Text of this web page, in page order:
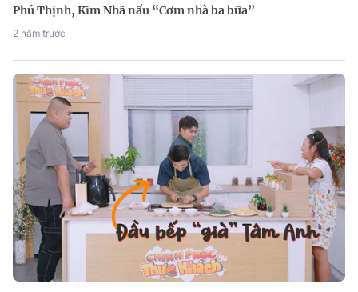
Phú Thịnh, Kim Nhã nấu “Cơm nhà ba bữa”
2 năm trước